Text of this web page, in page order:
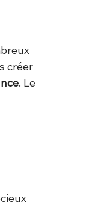
créer
. Le